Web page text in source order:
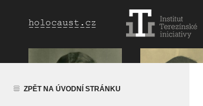
ZPĚT NA ÚVODNÍ STRÁNKU